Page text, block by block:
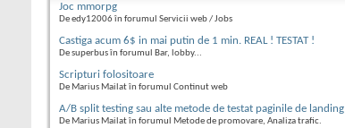
Joc mmorpg
De edy12006 în forumul Servicii web / Jobs
Castiga acum 6$ in mai putin de 1 min. REAL ! TESTAT !
De superbus în forumul Bar, lobby...
Scripturi folositoare
De Marius Mailat în forumul Continut web
A/B split testing sau alte metode de testat paginile de landing
De Marius Mailat în forumul Metode de promovare, Analiza trafic.